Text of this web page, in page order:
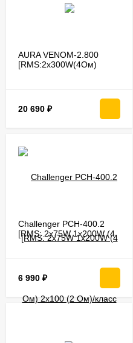
AURA VENOM-2.800
[RMS:2х300W(4Ом)
20 690 ₽
Challenger PCH-400.2
[RMS: 2x75W 1x200W (4
Ом) 2x100 (2 Ом)/класс
6 990 ₽